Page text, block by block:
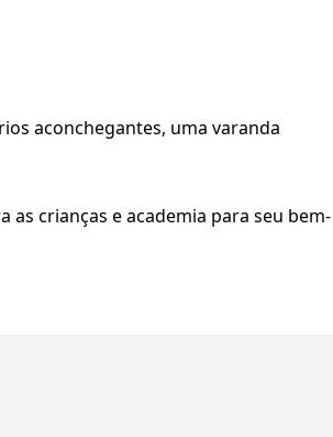
aconchegantes, uma varanda
crianças e academia para seu bem-